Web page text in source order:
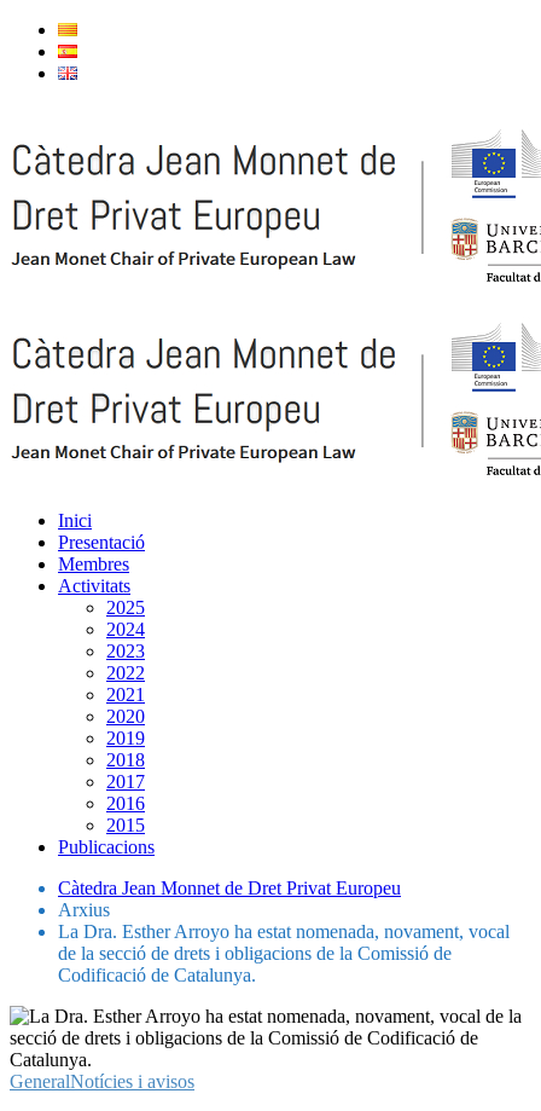
Inici
Presentació
Membres
Activitats
2025
2024
2023
2022
2021
2020
2019
2018
2017
2016
2015
Publicacions
Càtedra Jean Monnet de Dret Privat Europeu
Arxius
La Dra. Esther Arroyo ha estat nomenada, novament, vocal
de la secció de drets i obligacions de la Comissió de
Codificació de Catalunya.
GeneralNotícies i avisos